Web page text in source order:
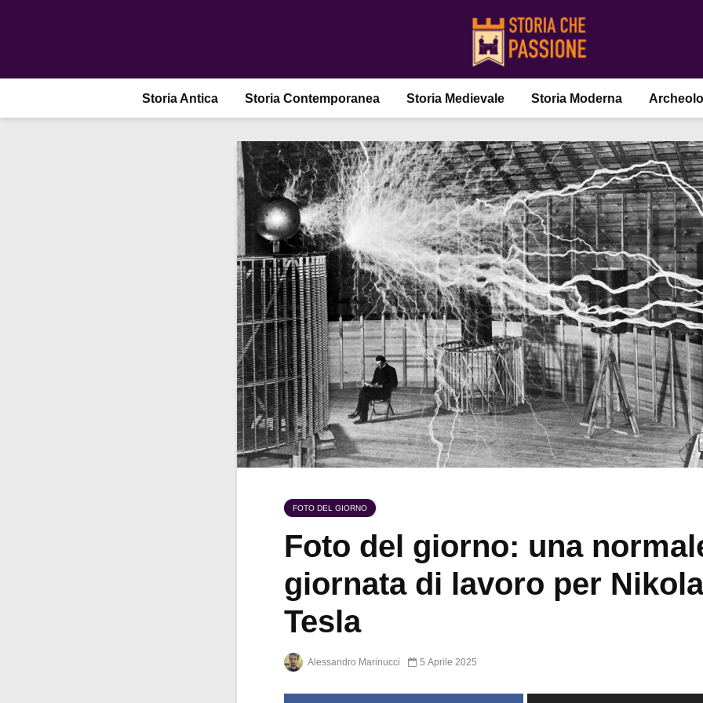
Storia Antica Storia Contemporanea Storia Medievale Storia Moderna
FOTO DEL GIORNO
Foto del giorno: una
giornata di lavoro per Nikola
Tesla
Alessandro Marinucci 5 Aprile 2025